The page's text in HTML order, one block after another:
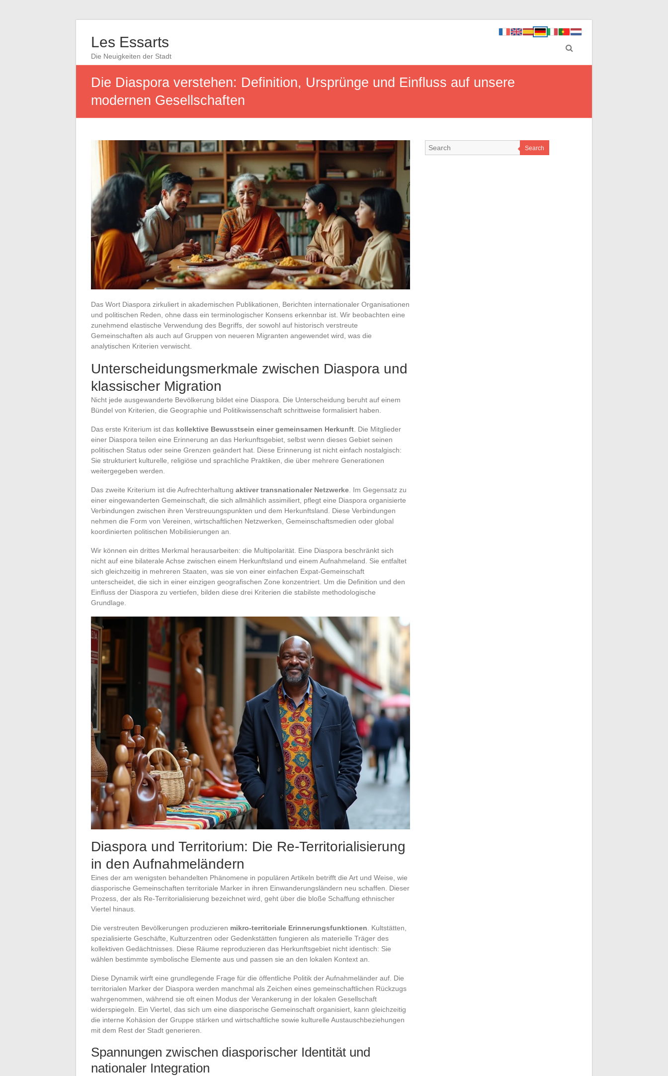
Les Essarts
Die Neuigkeiten der Stadt
Die Diaspora verstehen: Definition, Ursprünge und Einfluss auf unsere
modernen Gesellschaften
Das Wort Diaspora zirkuliert in akademischen Publikationen, Berichten internationaler Organisationen
und politischen Reden, ohne dass ein terminologischer Konsens erkennbar ist. Wir beobachten eine
zunehmend elastische Verwendung des Begriffs, der sowohl auf historisch verstreute
Gemeinschaften als auch auf Gruppen von neueren Migranten angewendet wird, was die
analytischen Kriterien verwischt.
Unterscheidungsmerkmale zwischen Diaspora und
klassischer Migration
Nicht jede ausgewanderte Bevölkerung bildet eine Diaspora. Die Unterscheidung beruht auf einem
Bündel von Kriterien, die Geographie und Politikwissenschaft schrittweise formalisiert haben.
Das erste Kriterium ist das kollektive Bewusstsein einer gemeinsamen Herkunft . Die Mitglieder
einer Diaspora teilen eine Erinnerung an das Herkunftsgebiet, selbst wenn dieses Gebiet seinen
politischen Status oder seine Grenzen geändert hat. Diese Erinnerung ist nicht einfach nostalgisch:
Sie strukturiert kulturelle, religiöse und sprachliche Praktiken, die über mehrere Generationen
weitergegeben werden.
Das zweite Kriterium ist die Aufrechterhaltung aktiver transnationaler Netzwerke . Im Gegensatz zu
einer eingewanderten Gemeinschaft, die sich allmählich assimiliert, pflegt eine Diaspora organisierte
Verbindungen zwischen ihren Verstreuungspunkten und dem Herkunftsland. Diese Verbindungen
nehmen die Form von Vereinen, wirtschaftlichen Netzwerken, Gemeinschaftsmedien oder global
koordinierten politischen Mobilisierungen an.
Wir können ein drittes Merkmal herausarbeiten: die Multipolarität. Eine Diaspora beschränkt sich
nicht auf eine bilaterale Achse zwischen einem Herkunftsland und einem Aufnahmeland. Sie entfaltet
sich gleichzeitig in mehreren Staaten, was sie von einer einfachen Expat-Gemeinschaft
unterscheidet, die sich in einer einzigen geografischen Zone konzentriert. Um die Definition und den
Einfluss der Diaspora zu vertiefen, bilden diese drei Kriterien die stabilste methodologische
Grundlage.
Diaspora und Territorium: Die Re-Territorialisierung
in den Aufnahmeländern
Eines der am wenigsten behandelten Phänomene in populären Artikeln betrifft die Art und Weise, wie
diasporische Gemeinschaften territoriale Marker in ihren Einwanderungsländern neu schaffen. Dieser
Prozess, der als Re-Territorialisierung bezeichnet wird, geht über die bloße Schaffung ethnischer
Viertel hinaus.
Die verstreuten Bevölkerungen produzieren mikro-territoriale Erinnerungsfunktionen . Kultstätten,
spezialisierte Geschäfte, Kulturzentren oder Gedenkstätten fungieren als materielle Träger des
kollektiven Gedächtnisses. Diese Räume reproduzieren das Herkunftsgebiet nicht identisch: Sie
wählen bestimmte symbolische Elemente aus und passen sie an den lokalen Kontext an.
Diese Dynamik wirft eine grundlegende Frage für die öffentliche Politik der Aufnahmeländer auf. Die
territorialen Marker der Diaspora werden manchmal als Zeichen eines gemeinschaftlichen Rückzugs
wahrgenommen, während sie oft einen Modus der Verankerung in der lokalen Gesellschaft
widerspiegeln. Ein Viertel, das sich um eine diasporische Gemeinschaft organisiert, kann gleichzeitig
die interne Kohäsion der Gruppe stärken und wirtschaftliche sowie kulturelle Austauschbeziehungen
mit dem Rest der Stadt generieren.
Spannungen zwischen diasporischer Identität und
nationaler Integration
Search